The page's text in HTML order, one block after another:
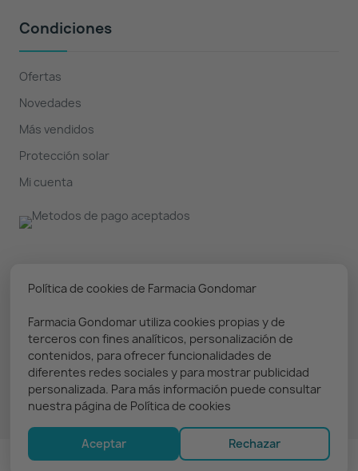
Condiciones
Ofertas
Novedades
Más vendidos
Protección solar
Mi cuenta
Nuestro boletín
Puedes darte de baja en cualquier momento. Prometemos
solo enviar información relevante
Política de cookies de Farmacia Gondomar
Farmacia Gondomar utiliza cookies propias y de
terceros con fines analíticos, personalización de
contenidos, para ofrecer funcionalidades de
diferentes redes sociales y para mostrar publicidad
personalizada. Para más información puede consultar
nuestra página de Política de cookies
Aceptar Rechazar